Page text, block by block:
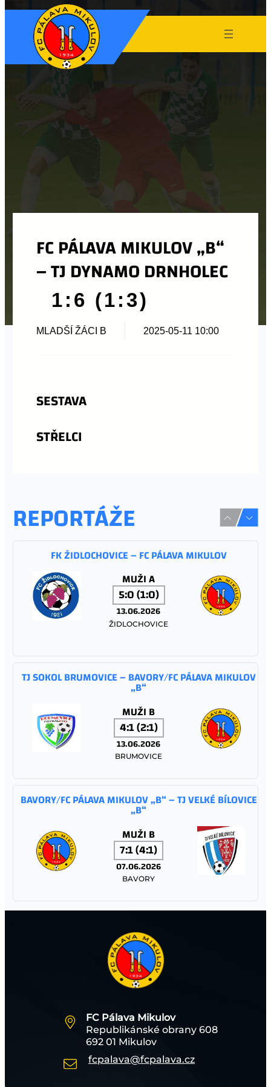
FC PÁLAVA MIKULOV „B“
– TJ DYNAMO DRNHOLEC
1:6 (1:3)
MLADŠÍ ŽÁCI B 2025-05-11 10:00
SESTAVA
STŘELCI
REPORTÁŽE
FK ŽIDLOCHOVICE – FC PÁLAVA MIKULOV
MUŽI A
5:0 (1:0)
13.06.2026
ŽIDLOCHOVICE
TJ SOKOL BRUMOVICE – BAVORY/FC PÁLAVA MIKULOV
„B“
MUŽI B
4:1 (2:1)
13.06.2026
BRUMOVICE
BAVORY/FC PÁLAVA MIKULOV „B“ – TJ VELKÉ BÍLOVICE
„B“
MUŽI B
7:1 (4:1)
07.06.2026
BAVORY
MUŽI A
1:1 (0:1)
06.06.2026
MIKULOV
TJ SOKOL TĚŠANY – FC PÁLAVA MIKULOV
STARŠÍ ŽÁCI
FC Pálava Mikulov
Republikánské obrany 608
692 01 Mikulov
fcpalava@fcpalava.cz